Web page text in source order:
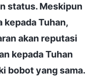
status. Meskipun
Tuhan,
akan reputasi
kepada Tuhan
bobot yang sama.